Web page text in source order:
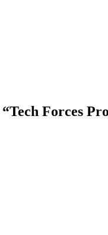
Forces